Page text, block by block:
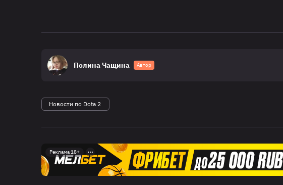
Полина Чащина Автор
Новости по Dota 2
Реклама 18+